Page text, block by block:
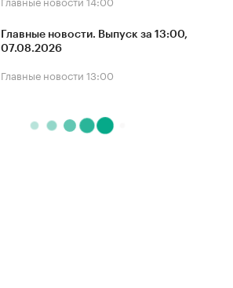
Главные новости. Выпуск за 13:00,
07.08.2026
Главные новости 13:00